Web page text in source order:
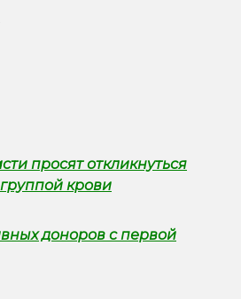
просят откликнуться
крови
доноров с первой